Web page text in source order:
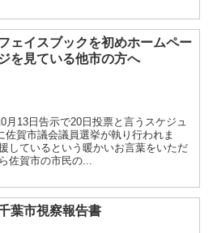
ェイスブックを初めホームペー
を見ている他市の方へ
月13日告示で20日投票と言うスケジュ
佐賀市議会議員選挙が執り行われま
しているという暖かいお言葉をいただ
佐賀市の市民の...
葉市視察報告書